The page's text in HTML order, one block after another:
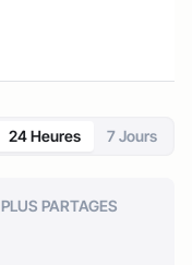
24 Heures 7 Jours
PLUS PARTAGES